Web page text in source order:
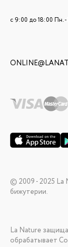
c 9:00 до 18:00 Пн.
© 2009 - 2025 La
бижутерии.
La Nature
обрабатывает